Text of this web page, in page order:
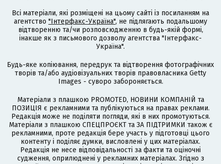
Всі матеріали, які розміщені на цьому сайті із посиланням на
агентство "Інтерфакс-Україна", не підлягають подальшому
відтворенню та/чи розповсюдженню в будь-якій формі,
інакше як з письмового дозволу агентства "Інтерфакс-
Україна".
Будь-яке копіювання, передрук та відтворення фотографічних
творів та/або аудіовізуальних творів правовласника Getty
Images - суворо забороняється.
Матеріали з плашкою PROMOTED, НОВИНИ КОМПАНІЙ та
ПОЗИЦІЯ є рекламними та публікуються на правах реклами.
Редакція може не поділяти погляди, які в них промотуються.
Матеріали з плашкою СПЕЦПРОЄКТ та ЗА ПІДТРИМКИ також є
рекламними, проте редакція бере участь у підготовці цього
контенту і поділяє думки, висловлені у цих матеріалах.
Редакція не несе відповідальності за факти та оціночні
судження, оприлюднені у рекламних матеріалах. Згідно з